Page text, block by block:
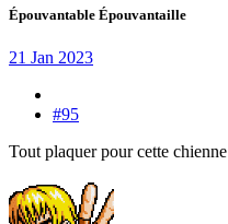
Épouvantable Épouvantaille
21 Jan 2023
#95
Tout plaquer pour cette chienne